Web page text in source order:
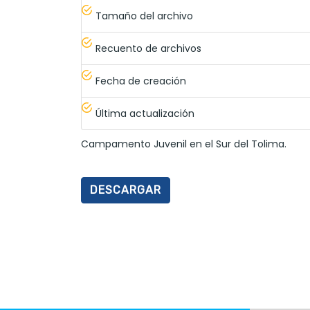
Tamaño del archivo
Recuento de archivos
Fecha de creación
Última actualización
Campamento Juvenil en el Sur del Tolima.
DESCARGAR